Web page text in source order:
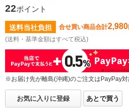
22ポイント
送料当社負担 合せ買い商品合計2,980
(送料・基準金額はすべて税込)
※お届け先が離島(沖縄)のご注文はPayPay
お気に入りに登録 あとで買う